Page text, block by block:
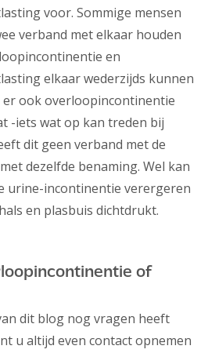
voor. Sommige mensen
verband met elkaar houden
en
elkaar wederzijds kunnen
er ook overloopincontinentie
-iets wat op kan treden bij
dit geen verband met de
dezelfde benaming. Wel kan
urine-incontinentie verergeren
en plasbuis dichtdrukt.
of
dit blog nog vragen heeft
u altijd even contact opnemen